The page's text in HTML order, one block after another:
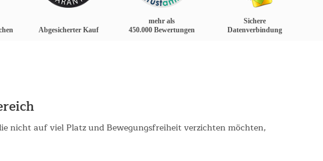
Abgesicherter Kauf
mehr als
450.000 Bewertungen
Sichere
Datenverbindung
nicht auf viel Platz und Bewegungsfreiheit verzichten möchten,